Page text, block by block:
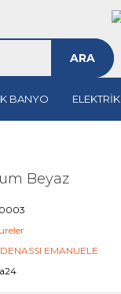
ARA
BANYO ELEKTRİK
Beyaz
EMANUELE